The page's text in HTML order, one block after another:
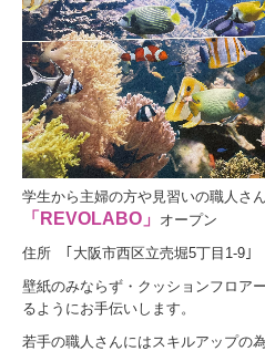
お知らせ
DIY教室オープン予定
☆イベント情報☆
国際交流 IN 韓国
W・W・Decoration 開催決定
学生から主婦の方や見習いの職人さ
「REVOLABO」
オープン
住所 ｢大阪市西区立売堀5丁目1-9 ｣
壁紙のみならず・クッションフロア
るようにお手伝いします。
若手の職人さんにはスキルアップの